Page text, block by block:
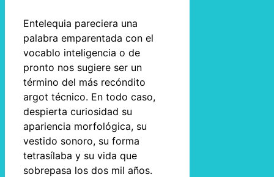
Entelequia pareciera una
palabra emparentada con el
vocablo inteligencia o de
pronto nos sugiere ser un
término del más recóndito
argot técnico. En todo caso,
despierta curiosidad su
apariencia morfológica, su
vestido sonoro, su forma
tetrasílaba y su vida que
sobrepasa los dos mil años.